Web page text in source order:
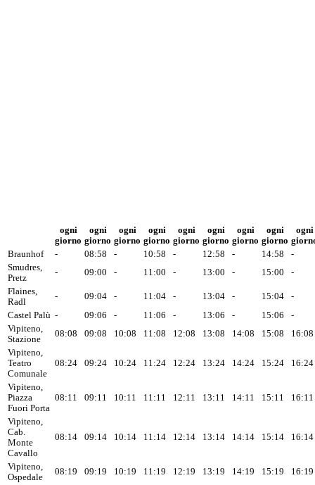
ogni
giorno
ogni
giorno
ogni
giorno
ogni
giorno
ogni
giorno
ogni
giorno
ogni
giorno
ogni
giorno
ogni
Braunhof
- 08:58 - 10:58 - 12:58 - 14:58
-
Smudres,
Pretz
- 09:00 - 11:00 - 13:00 - 15:00
-
Flaines,
Radl
- 09:04 - 11:04 - 13:04 - 15:04
-
Castel Palù - 09:06 - 11:06 - 13:06 - 15:06
-
Vipiteno,
Stazione
08:08 09:08 10:08 11:08 12:08 13:08 14:08 15:08
16:08
Vipiteno,
Teatro
Comunale
08:24 09:24 10:24 11:24 12:24 13:24 14:24 15:24 16:24
Vipiteno,
Piazza
Fuori Porta
08:11 09:11 10:11 11:11 12:11 13:11 14:11 15:11 16:11
Vipiteno,
Cab.
Monte
Cavallo
08:14 09:14 10:14 11:14 12:14 13:14 14:14 15:14 16:14
Vipiteno,
Ospedale
08:19 09:19 10:19 11:19 12:19 13:19 14:19 15:19
16:19